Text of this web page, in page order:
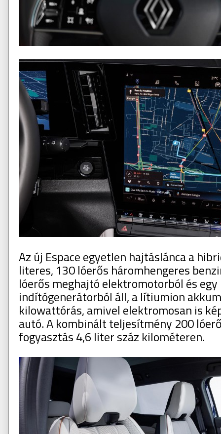
Az új Espace egyetlen hajtáslánca a
literes, 130 lóerős háromhengeres
lóerős meghajtó elektromotorból és
indítógenerátorból áll, a lítiumion
kilowattórás, amivel elektromosan is
autó. A kombinált teljesítmény 200
fogyasztás 4,6 liter száz kilométeren.